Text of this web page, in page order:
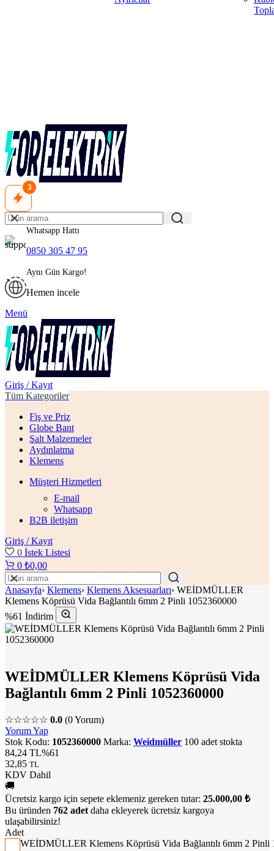
3
Whatsapp Hattı
0850 305 47 95
Aynı Gün Kargo!
Hemen incele
Menü
Giriş / Kayıt
Tüm Kategoriler
Fiş ve Priz
Globe Bant
Şalt Malzemeler
Aydınlatma
Klemens
Müşteri Hizmetleri
E-mail
Whatsapp
B2B iletişim
Giriş / Kayıt
0 İstek Listesi
0 ₺0,00
Anasayfa› Klemens› Klemens Aksesuarları› WEİDMÜLLER
Klemens Köprüsü Vida Bağlantılı 6mm 2 Pinli 1052360000
%61 İndirim
WEİDMÜLLER Klemens Köprüsü Vida
Bağlantılı 6mm 2 Pinli 1052360000
☆☆☆☆☆ 0.0 (0 Yorum)
Yorum Yap
Stok Kodu: 1052360000 Marka: Weidmüller 100 adet stokta
84,24 TL%61
32,85 TL
KDV Dahil
🚚
Ücretsiz kargo için sepete eklemeniz gereken tutar: 25.000,00 ₺
Bu üründen 762 adet daha ekleyerek ücretsiz kargoya
ulaşabilirsiniz!
Adet
WEİDMÜLLER Klemens Köprüsü Vida Bağlantılı 6mm 2 Pinli